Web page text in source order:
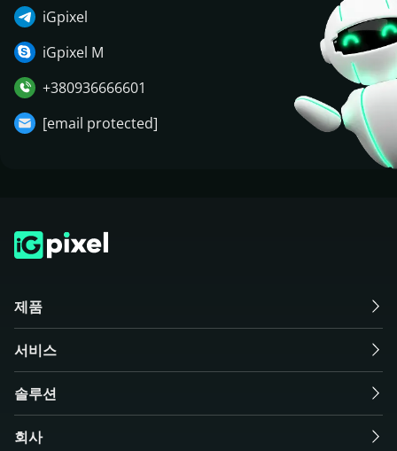
iGpixel
iGpixel M
+380936666601
[email protected]
제품
서비스
솔루션
회사